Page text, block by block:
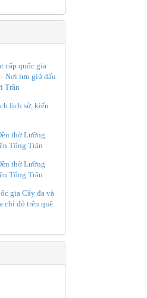
cấp quốc gia
Nơi lưu giữ dấu
Trần
lịch sử, kiến
thờ Lưỡng
Tống Trân
thờ Lưỡng
Tống Trân
gia Cây đa và
chỉ đỏ trên quê